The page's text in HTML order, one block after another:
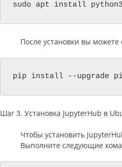
sudo apt install
После установки вы
pip install --upgrade
Шаг 3. Установка JupyterHub в
Чтобы установить
Выполните следующие